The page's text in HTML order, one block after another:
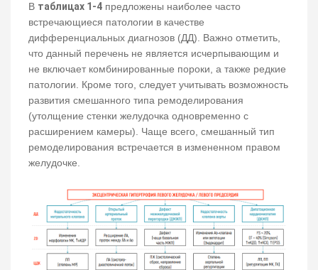
В таблицах 1-4 предложены наиболее часто
встречающиеся патологии в качестве
дифференциальных диагнозов (ДД). Важно отметить,
что данный перечень не является исчерпывающим и
не включает комбинированные пороки, а также редкие
патологии. Кроме того, следует учитывать возможность
развития смешанного типа ремоделирования
(утолщение стенки желудочка одновременно с
расширением камеры). Чаще всего, смешанный тип
ремоделирования встречается в измененном правом
желудочке.